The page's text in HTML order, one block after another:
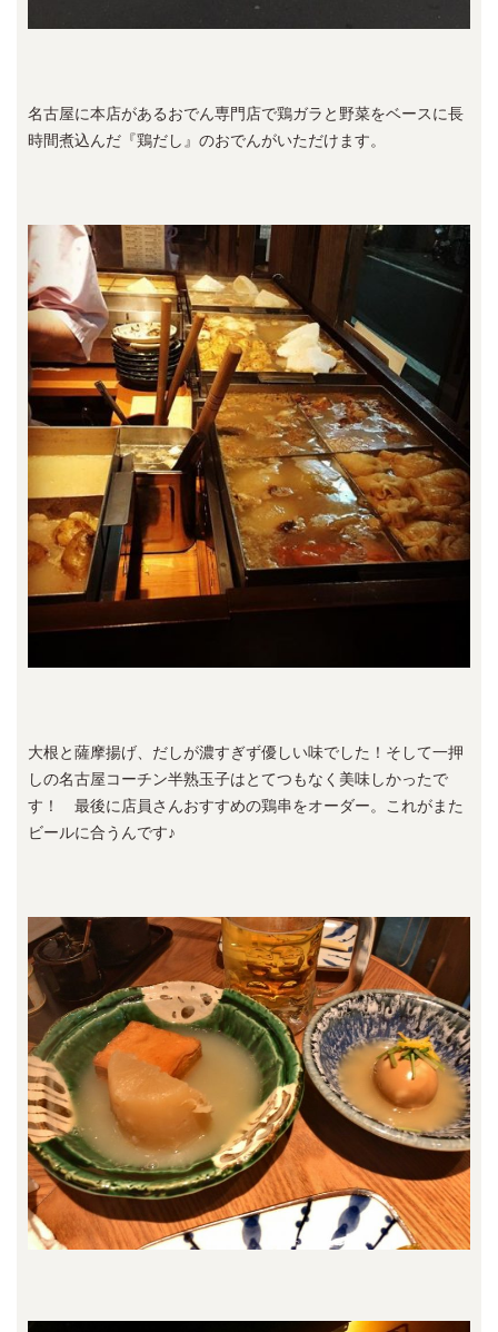
名古屋に本店があるおでん専門店で鶏ガラと野菜をベースに長
時間煮込んだ『鶏だし』のおでんがいただけます。
大根と薩摩揚げ、だしが濃すぎず優しい味でした！そして一押
しの名古屋コーチン半熟玉子はとてつもなく美味しかったで
す！ 最後に店員さんおすすめの鶏串をオーダー。これがまた
ビールに合うんです♪